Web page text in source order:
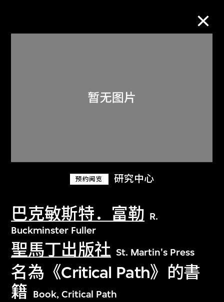
预约阅览 研究中心
巴克敏斯特．富勒 R.
Buckminster Fuller
聖馬丁出版社 St. Martin's Press
名為《Critical Path》的書
籍 Book, Critical Path
关于M+藏品
探索世界顶级的二十及二十一世纪视觉
文化藏品。